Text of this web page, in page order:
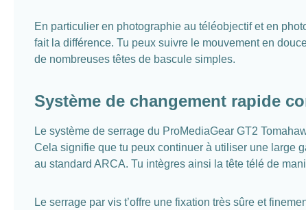
En particulier en photographie au téléobjectif et en
fait la différence. Tu peux suivre le mouvement en
de nombreuses têtes de bascule simples.
Système de changement rapide
Le système de serrage du ProMediaGear GT2
Cela signifie que tu peux continuer à utiliser une large
au standard ARCA. Tu intègres ainsi la tête télé de
Le serrage par vis t’offre une fixation très sûre et